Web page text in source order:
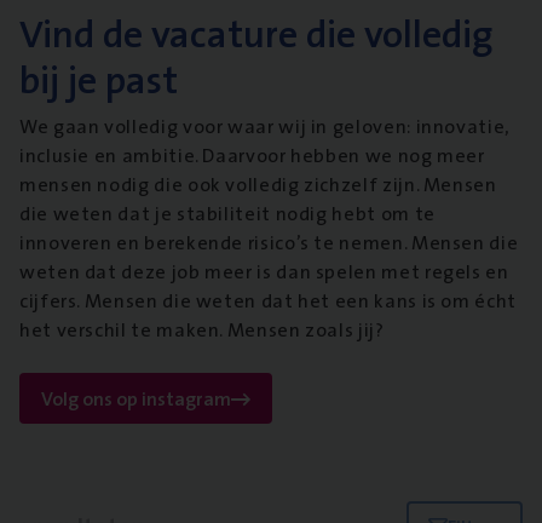
Vind de vacature die volledig
bij je past
We gaan volledig voor waar wij in geloven: innovatie,
inclusie en ambitie. Daarvoor hebben we nog meer
mensen nodig die ook volledig zichzelf zijn. Mensen
die weten dat je stabiliteit nodig hebt om te
innoveren en berekende risico’s te nemen. Mensen die
weten dat deze job meer is dan spelen met regels en
cijfers. Mensen die weten dat het een kans is om écht
het verschil te maken. Mensen zoals jij?
Volg ons op instagram